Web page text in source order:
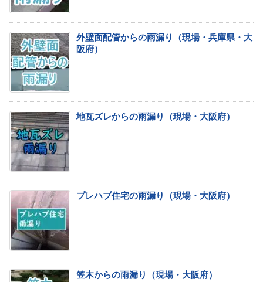
外壁面配管からの雨漏り（現場・兵庫県・大
阪府）
地瓦ズレからの雨漏り（現場・大阪府）
プレハブ住宅の雨漏り（現場・大阪府）
笠木からの雨漏り（現場・大阪府）